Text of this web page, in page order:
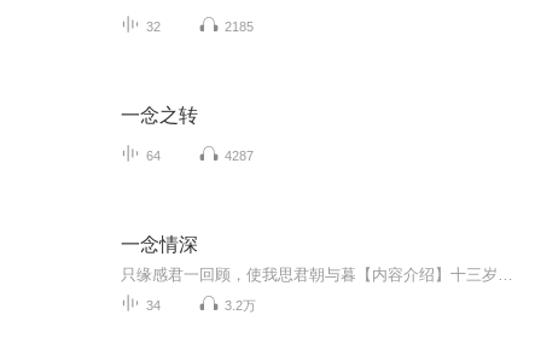
32 2185
一念之转
64 4287
一念情深
34 3.2万